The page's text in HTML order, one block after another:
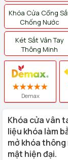
Khóa Cửa Cổng
Chống Nước
Két Sắt Vân Tay
Thông Minh
Demax
Khóa cửa vân
liệu khóa làm
mở khóa
mật hiện đại.